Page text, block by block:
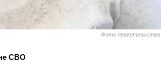
Фото правительства
СВО